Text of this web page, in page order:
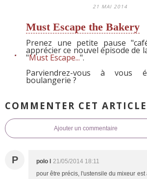
21 MAI 2014
Must Escape the Bakery
Prenez une petite pause
apprécier ce nouvel épisode de
"Must Escape...".
Parviendrez-vous à vous
boulangerie ?
COMMENTER CET ARTICLE
Ajouter un commentaire
P polo l 21/05/2014 18:11
pour être précis, l'ustensile du mixeur est